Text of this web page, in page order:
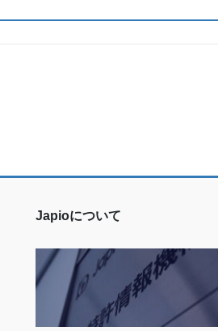
Japioについて